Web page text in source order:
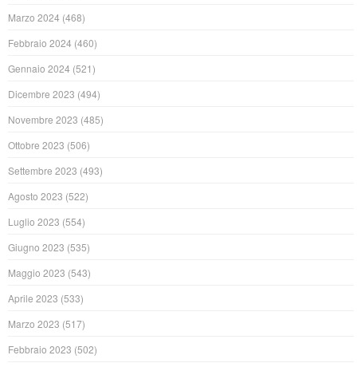
Marzo 2024 (468)
Febbraio 2024 (460)
Gennaio 2024 (521)
Dicembre 2023 (494)
Novembre 2023 (485)
Ottobre 2023 (506)
Settembre 2023 (493)
Agosto 2023 (522)
Luglio 2023 (554)
Giugno 2023 (535)
Maggio 2023 (543)
Aprile 2023 (533)
Marzo 2023 (517)
Febbraio 2023 (502)